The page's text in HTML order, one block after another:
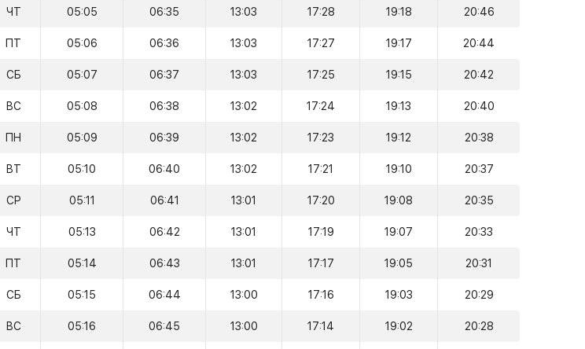
ЧТ 05:05 06:35 13:03 17:28 19:18 20:46
ПТ 05:06 06:36 13:03 17:27 19:17 20:44
СБ 05:07 06:37 13:03 17:25 19:15 20:42
ВС 05:08 06:38 13:02 17:24 19:13 20:40
ПН 05:09 06:39 13:02 17:23 19:12 20:38
ВТ 05:10 06:40 13:02 17:21 19:10 20:37
СР 05:11 06:41 13:01 17:20 19:08 20:35
ЧТ 05:13 06:42 13:01 17:19 19:07 20:33
ПТ 05:14 06:43 13:01 17:17 19:05 20:31
СБ 05:15 06:44 13:00 17:16 19:03 20:29
ВС 05:16 06:45 13:00 17:14 19:02 20:28